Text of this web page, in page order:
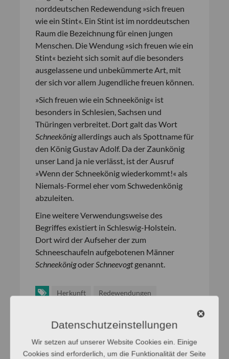
norddeutschen Redewendung »sich freuen
wie ein Stint«. Ein Stint ist im norddeutschen
Raum die Bezeichnung für einen jungen
Menschen. Die Wendung »sich freuen wie ein
Stint« bezieht sich somit auf die besonders
ausgelassene und unbekümmerte Art, mit
der sich vor allem Jugendliche freuen können.
»Sich freuen wie ein Schneekönig« ist
besonders in Schlesien, Sachsen und
Thüringen verbreitet. Dort galt das Wort
Schneekönigallerdings auch als Spottname für
den König Gustav Adolf. Da der Zaunkönig
unser Land ja nie verlässt, ist der Ausruf
»Wenn der Schneekönig wiederkommt!« als
Niemals-Formel eher vom Schwedenkönig
abzuleiten.
Eine weitere Verwendungsweise des
Begriffes existiert in Schleswig-Holstein.
Dort wird der Aufseher der zum
Schneeschaufeln aufgebotenen Männer
SchneekönigoderSchneevogtgenannt.
Herkunft Redewendungen
Datenschutzeinstellungen
Wir setzen auf unserer Website Cookies ein. Einige
Cookies sind erforderlich, um die Funktionalität der Seite